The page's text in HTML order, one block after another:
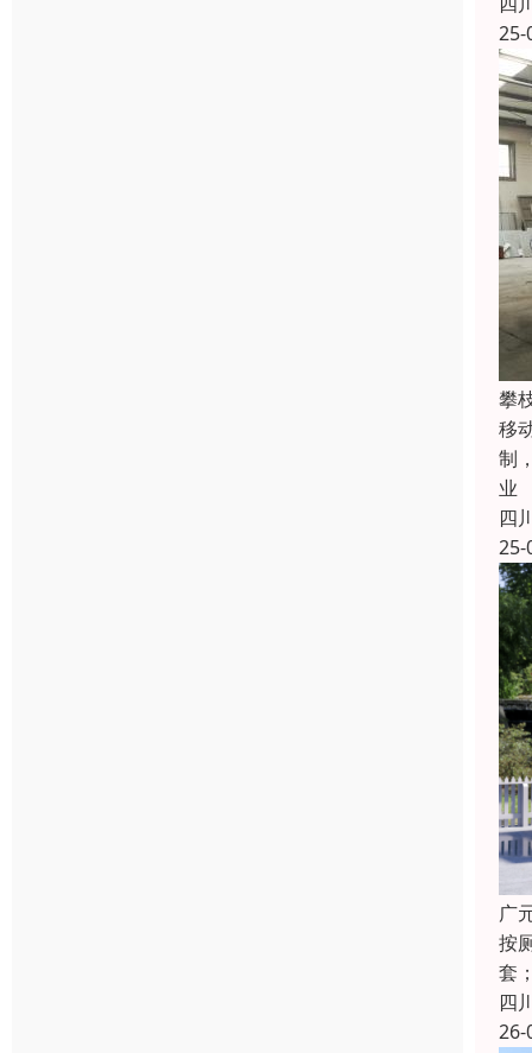
25-
攀
移
制
业
四
25-
广
按
套
四
26-